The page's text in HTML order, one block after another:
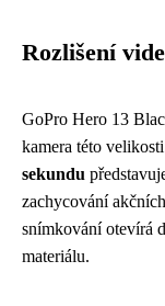
Rozlišení
GoPro Hero 13
kamera této
sekundu
zachycování
snímkování otevírá
materiálu.